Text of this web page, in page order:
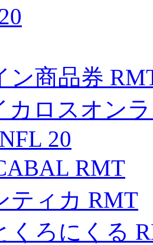
ン商品券
カロスオン
20
RMT
ティカ RMT
くろにくる